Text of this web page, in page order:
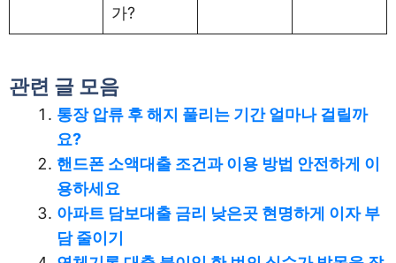
가?
관련 글 모음
통장 압류 후 해지 풀리는 기간 얼마나 걸릴까
요?
핸드폰 소액대출 조건과 이용 방법 안전하게 이
용하세요
아파트 담보대출 금리 낮은곳 현명하게 이자 부
담 줄이기